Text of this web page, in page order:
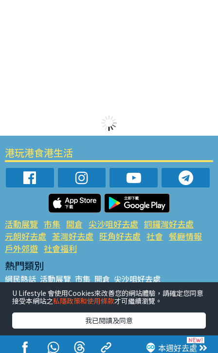
本週好去處
港玩港食港生活
活動展覽 市集 開倉 尖沙咀好去處 銅鑼灣好去處
元朗好去處 荃灣好去處 旺角好去處 社會 餐廳情報
戶外郊遊 社會福利
熱門類別
網民熱話 活動展覽 市集 開倉 尖沙咀好去處
銅鑼灣好去處 元朗好去處 荃灣好去處 旺角好去處 社會
餐廳情報 戶外郊遊
熱門標籤
#UGO搵好去處 #人氣活動推介 #美食社群熱話
#親子玩樂好去處
#ULifestyle應用程式
#限時搶
U Lifestyle 會使用Cookies來改善您的網站體驗，請確定您同意
接受本網站之私隱政策和使用條款才可繼續瀏覽。
我已閱讀及同意